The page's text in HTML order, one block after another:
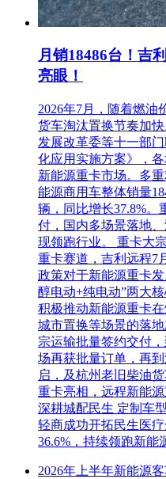
月销18486台！吉
亮眼！
2026年7月，随着燃油
货车淘汰置换节奏加
发展改革委等十一部
化应用实施方案》，
新能源重卡市场。多
能源商用车整体销量
辆，同比增长37.8%。
付，国内多场景落地
现领跑行业。 重卡大
重卡赛道，吉利远程7
政策对于新能源重卡
醇电动+纯电动”两大
积极推动新能源重卡
城市置换等场景的落
宗运输批量签约交付
场再获批量订单，再
启，及杭州老旧柴油
重卡亮相，远程新能
深耕城配民生 定制车
轻商成功开拓民生医
36.6%，持续领跑新能
2026年上半年新能源